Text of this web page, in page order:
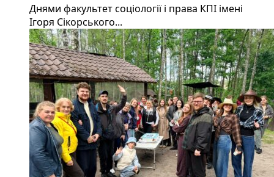
Днями факультет соціології і права КПІ імені
Ігоря Сікорського...